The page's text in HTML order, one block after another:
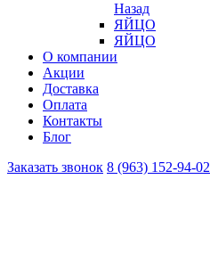
Назад
ЯЙЦО
ЯЙЦО
О компании
Акции
Доставка
Оплата
Контакты
Блог
Заказать звонок 8 (963) 152-94-02